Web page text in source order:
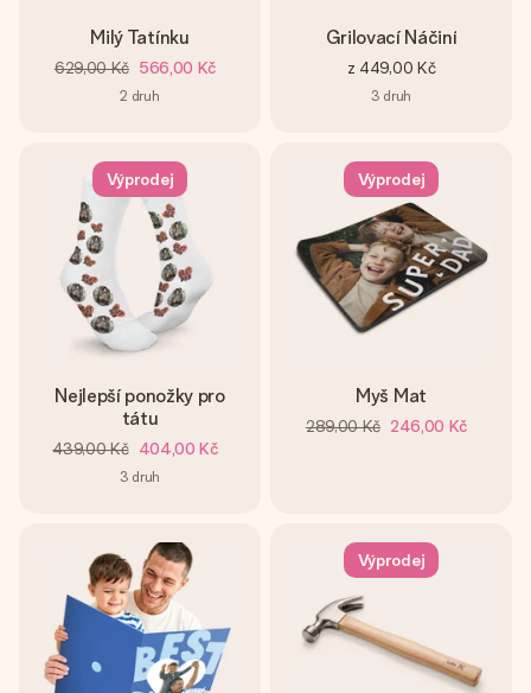
Milý Tatínku
629,00 Kč 566,00 Kč
2 druh
Grilovací Náčiní
z 449,00 Kč
3 druh
Výprodej
Nejlepší ponožky pro
tátu
439,00 Kč 404,00 Kč
3 druh
Výprodej
Myš Mat
289,00 Kč 246,00 Kč
Výprodej